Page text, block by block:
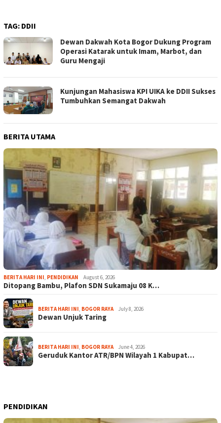
TAG: DDII
Dewan Dakwah Kota Bogor Dukung Program
Operasi Katarak untuk Imam, Marbot, dan
Guru Mengaji
Kunjungan Mahasiswa KPI UIKA ke DDII Sukses
Tumbuhkan Semangat Dakwah
BERITA UTAMA
BERITA HARI INI, PENDIDIKAN August 6, 2026
Ditopang Bambu, Plafon SDN Sukamaju 08 K…
BERITA HARI INI, BOGOR RAYA July 8, 2026
Dewan Unjuk Taring
BERITA HARI INI, BOGOR RAYA June 4, 2026
Geruduk Kantor ATR/BPN Wilayah 1 Kabupat…
PENDIDIKAN